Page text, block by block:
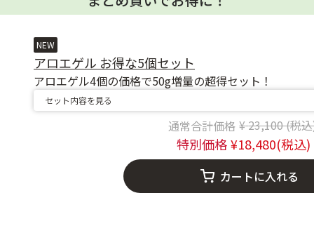
NEW
アロエゲル お得な5個セット
アロエゲル4個の価格で50g増量の超得セット！
セット内容を見る
Price
23,100to
18,480
カートに入れる